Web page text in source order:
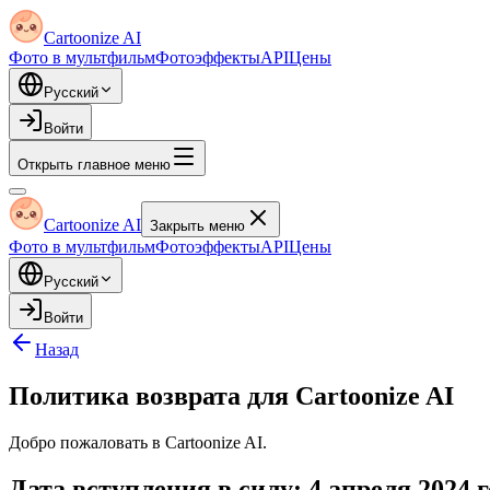
Cartoonize AI
Фото в мультфильмФотоэффектыAPIЦены
Русский
Войти
Открыть главное меню
Cartoonize AI Закрыть меню
Фото в мультфильмФотоэффектыAPIЦены
Русский
Войти
Назад
Политика возврата для Cartoonize AI
Добро пожаловать в Cartoonize AI.